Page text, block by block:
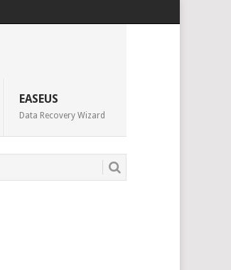
EASEUS
Data Recovery Wizard